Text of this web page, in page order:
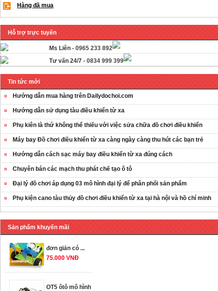
Hàng đã mua
Hỗ trợ trực tuyến
Ms Liên - 0965 233 892
Tư vấn 24/7 - 0834 999 399
Tin tức mới
Hướng dẫn mua hàng trên Dailydochoi.com
Hướng dẫn sử dụng tàu điều khiển từ xa
Phụ kiên là thứ không thể thiếu với việc sửa chữa đồ chơi điều khiển
Máy bay Đồ chơi điều khiển từ xa càng ngày càng thu hút các bạn trẻ
Hướng dẫn cách sạc máy bay điều khiển từ xa đúng cách
Chuyên bán các mạch thu phát chế tạo ô tô
Đại lý đồ chơi áp dụng 03 mô hình đại lý để phân phối sản phẩm
Phụ kiện cano tàu thủy đồ chơi điều khiển từ xa tại hà nội và hồ chí minh
Sản phẩm khuyến mãi
OT35 robot lắp
ráp nhấc chân di
...
259.000 VNĐ
OT36 oto mô hình
đơn giản có ...
78.000 VNĐ